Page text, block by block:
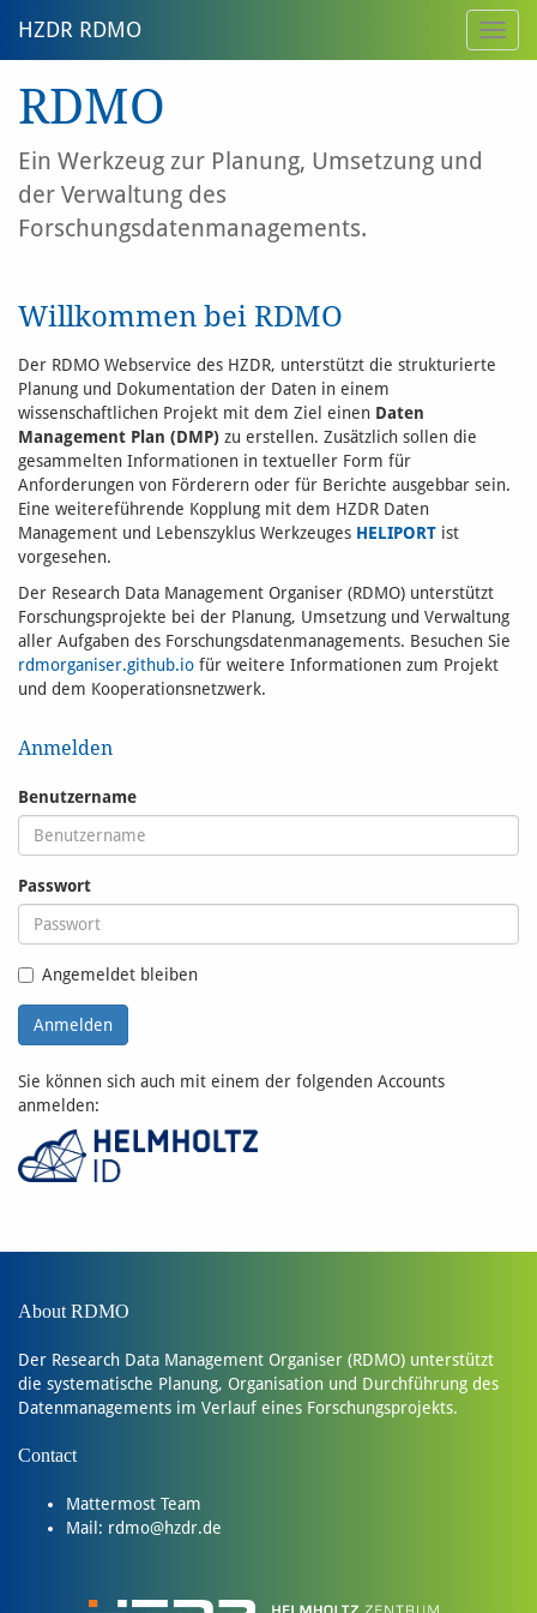
HZDR RDMO
RDMO
Ein Werkzeug zur Planung, Umsetzung und
der Verwaltung des
Forschungsdatenmanagements.
Willkommen bei RDMO
Der RDMO Webservice des HZDR, unterstützt die strukturierte
Planung und Dokumentation der Daten in einem
wissenschaftlichen Projekt mit dem Ziel einen Daten
Management Plan (DMP) zu erstellen. Zusätzlich sollen die
gesammelten Informationen in textueller Form für
Anforderungen von Förderern oder für Berichte ausgebbar sein.
Eine weitereführende Kopplung mit dem HZDR Daten
Management und Lebenszyklus Werkzeuges HELIPORT ist
vorgesehen.
Der Research Data Management Organiser (RDMO) unterstützt
Forschungsprojekte bei der Planung, Umsetzung und Verwaltung
aller Aufgaben des Forschungsdatenmanagements. Besuchen Sie
rdmorganiser.github.io für weitere Informationen zum Projekt
und dem Kooperationsnetzwerk.
Anmelden
Benutzername
Passwort
Angemeldet bleiben
Sie können sich auch mit einem der folgenden Accounts
anmelden:
About RDMO
Der Research Data Management Organiser (RDMO) unterstützt
die systematische Planung, Organisation und Durchführung des
Datenmanagements im Verlauf eines Forschungsprojekts.
Contact
Mattermost Team
Mail: rdmo@hzdr.de